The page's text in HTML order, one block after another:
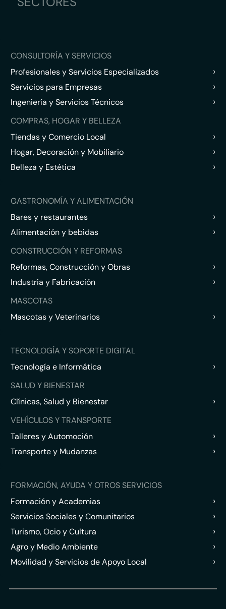
CONSULTORÍA Y SERVICIOS
Profesionales y Servicios Especializados
›
Servicios para Empresas ›
Ingeniería y Servicios Técnicos ›
COMPRAS, HOGAR Y BELLEZA
Tiendas y Comercio Local
›
Hogar, Decoración y Mobiliario ›
Belleza y Estética ›
GASTRONOMÍA Y ALIMENTACIÓN
Bares y restaurantes
›
Alimentación y bebidas ›
CONSTRUCCIÓN Y REFORMAS
Reformas, Construcción y Obras
›
Industria y Fabricación ›
MASCOTAS
Mascotas y Veterinarios
›
TECNOLOGÍA Y SOPORTE DIGITAL
Tecnología e Informática
›
SALUD Y BIENESTAR
Clínicas, Salud y Bienestar
›
VEHÍCULOS Y TRANSPORTE
Talleres y Automoción
›
Transporte y Mudanzas ›
FORMACIÓN, AYUDA Y OTROS SERVICIOS
Formación y Academias
›
Servicios Sociales y Comunitarios ›
Turismo, Ocio y Cultura ›
Agro y Medio Ambiente ›
Movilidad y Servicios de Apoyo Local ›